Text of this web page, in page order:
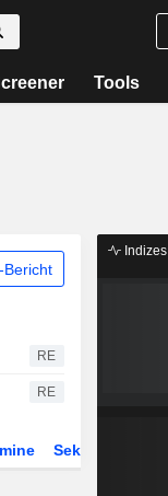
Tools
Bericht
RE
RE
Sektor
Indizes